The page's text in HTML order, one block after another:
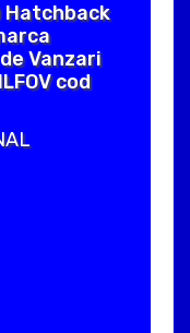
Hatchback
Vanzari
cod